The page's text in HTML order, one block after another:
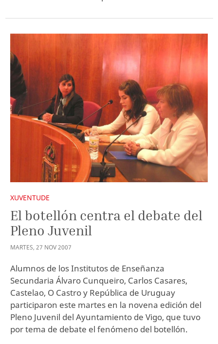
XUVENTUDE
El botellón centra el debate del
Pleno Juvenil
MARTES, 27 NOV2007
Alumnos de los Institutos de Enseñanza
Secundaria Álvaro Cunqueiro, Carlos Casares,
Castelao, O Castro y República de Uruguay
participaron este martes en la novena edición del
Pleno Juvenil del Ayuntamiento de Vigo, que tuvo
por tema de debate el fenómeno del botellón.